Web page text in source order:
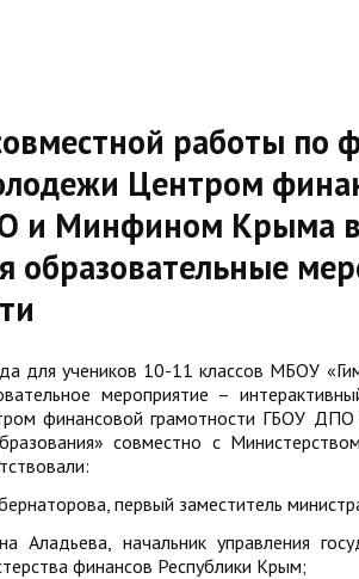
работы по
Центром
и Минфином Крыма в
образовательные
для учеников 10-11 классов МБОУ
мероприятие –
финансовой грамотности ГБОУ ДПО
совместно с
первый заместитель
Аладьева, начальник управления
финансов Республики Крым;